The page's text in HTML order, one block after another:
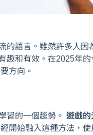
的語言。雖然許多人因
趣和有效。在2025年
方向。
習的一個趨勢。 遊戲的
開始融入這種方法，